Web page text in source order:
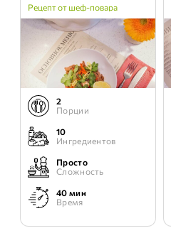
Рецепт от шеф-повара
2
Порции
10
Ингредиентов
Просто
Сложность
40 мин
Время